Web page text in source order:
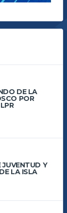
DE LA
POR
JUVENTUD Y
LA ISLA